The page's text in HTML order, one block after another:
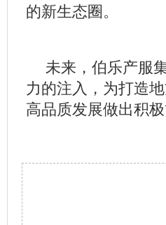
的新生态圈。
未来，伯乐产服
力的注入 ， 为打造
高品质发展做出积极